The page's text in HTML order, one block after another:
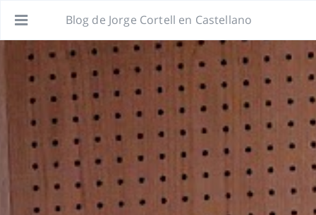
Blog de Jorge Cortell en Castellano